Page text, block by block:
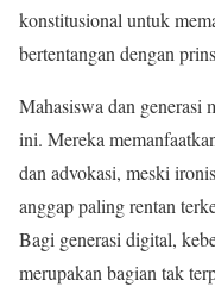
konstitusional untuk
bertentangan dengan
Mahasiswa dan generasi
ini. Mereka
dan advokasi, meski
anggap paling rentan
Bagi generasi digital,
merupakan bagian tak